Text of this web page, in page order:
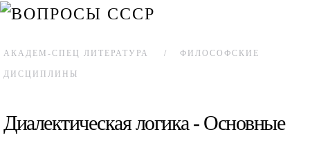
АКАДЕМ-СПЕЦ ЛИТЕРАТУРА ФИЛОСОФСКИЕ
ДИСЦИПЛИНЫ
Диалектическая логика - Основные